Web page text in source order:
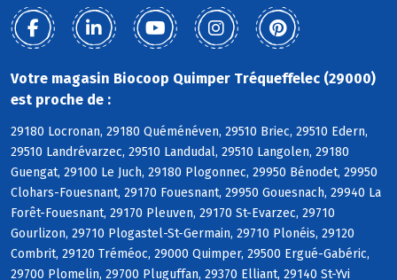
Votre magasin Biocoop Quimper Tréqueffelec (29000)
est proche de :
29180 Locronan, 29180 Quéménéven, 29510 Briec, 29510 Edern,
29510 Landrévarzec, 29510 Landudal, 29510 Langolen, 29180
Guengat, 29100 Le Juch, 29180 Plogonnec, 29950 Bénodet, 29950
Clohars-Fouesnant, 29170 Fouesnant, 29950 Gouesnach, 29940 La
Forêt-Fouesnant, 29170 Pleuven, 29170 St-Evarzec, 29710
Gourlizon, 29710 Plogastel-St-Germain, 29710 Plonéis, 29120
Combrit, 29120 Tréméoc, 29000 Quimper, 29500 Ergué-Gabéric,
29700 Plomelin, 29700 Pluguffan, 29370 Elliant, 29140 St-Yvi